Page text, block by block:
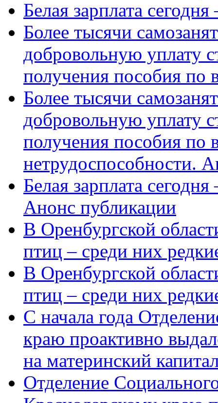
Белая зарплата
Более тысячи
добровольную уплату
получения пособия по
Более тысячи
добровольную уплату
получения пособия по
нетрудоспособности.
Белая зарплата
Анонс публикации
В Оренбургской
птиц – среди них
В Оренбургской
птиц – среди них
С начала года
краю проактивно
на материнский
Отделение